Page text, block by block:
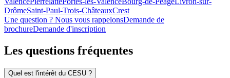
DrômeSaint-Paul-Trois-ChâteauxCrest
Une question ? Nous vous rappelonsDemande de
brochureDemande d'inscription
Les questions fréquentes
Quel est l'intérêt du CESU ?